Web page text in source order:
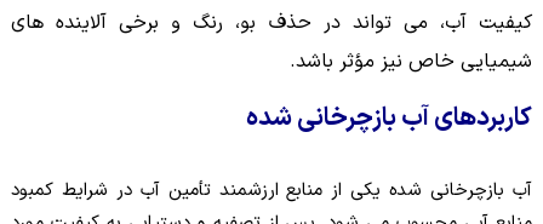
کیفیت آب، می تواند در حذف بو، رنگ و برخی آلاینده های
شیمیایی خاص نیز مؤثر باشد.
کاربردهای آب بازچرخانی شده
آب بازچرخانی شده یکی از منابع ارزشمند تأمین آب در شرایط کمبود